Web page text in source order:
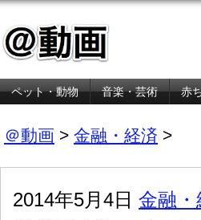
ペット・動物 音楽・芸術 赤
＠動画 > 金融・経済 >
2014年5月4日 金融・